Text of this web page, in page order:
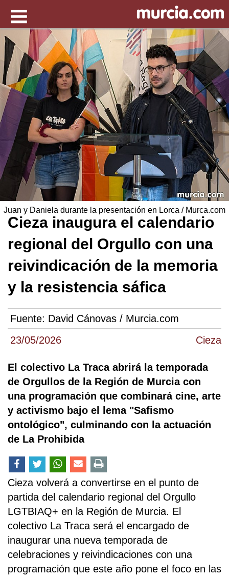
23/05/2026 Cieza
Cieza inaugura el calendario
regional del Orgullo con una
reivindicación de la memoria
y la resistencia sáfica
Fuente: David Cánovas / Murcia.com
El colectivo La Traca abrirá la temporada
de Orgullos de la Región de Murcia con
una programación que combinará cine, arte
y activismo bajo el lema "Safismo
ontológico", culminando con la actuación
de La Prohibida
Cieza volverá a convertirse en el punto de
partida del calendario regional del Orgullo
LGTBIAQ+ en la Región de Murcia. El
colectivo La Traca será el encargado de
inaugurar una nueva temporada de
celebraciones y reivindicaciones con una
programación que este año pone el foco en las
Juan y Daniela durante la presentación en Lorca / Murca.com